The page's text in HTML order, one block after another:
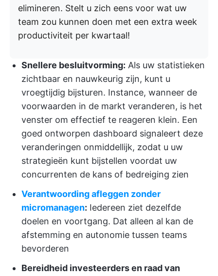
elimineren. Stelt u zich eens voor wat uw
team zou kunnen doen met een extra week
productiviteit per kwartaal!
Snellere besluitvorming: Als uw statistieken
zichtbaar en nauwkeurig zijn, kunt u
vroegtijdig bijsturen. Instance, wanneer de
voorwaarden in de markt veranderen, is het
venster om effectief te reageren klein. Een
goed ontworpen dashboard signaleert deze
veranderingen onmiddellijk, zodat u uw
strategieën kunt bijstellen voordat uw
concurrenten de kans of bedreiging zien
Verantwoording afleggen zonder
micromanagen: Iedereen ziet dezelfde
doelen en voortgang. Dat alleen al kan de
afstemming en autonomie tussen teams
bevorderen
Bereidheid investeerders en raad van